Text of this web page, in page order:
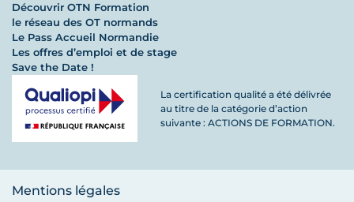
Découvrir OTN Formation
le réseau des OT normands
Le Pass Accueil Normandie
Les offres d’emploi et de stage
Save the Date !
La certification qualité a été délivrée
au titre de la catégorie d’action
suivante : ACTIONS DE FORMATION.
Mentions légales